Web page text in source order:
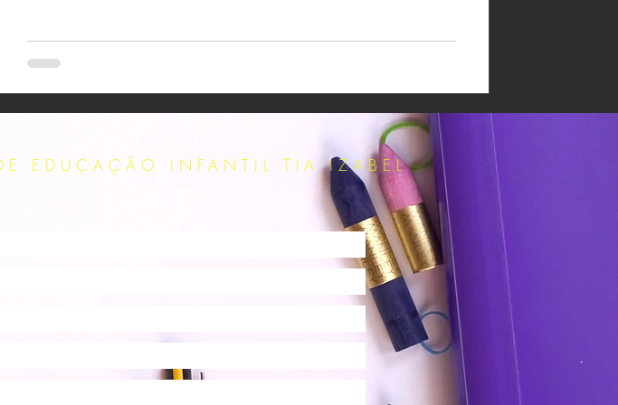
EDUCAÇÃO INFANTIL TIA IZABEL